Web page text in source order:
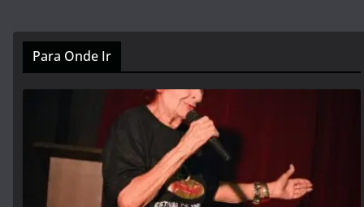
Para Onde Ir